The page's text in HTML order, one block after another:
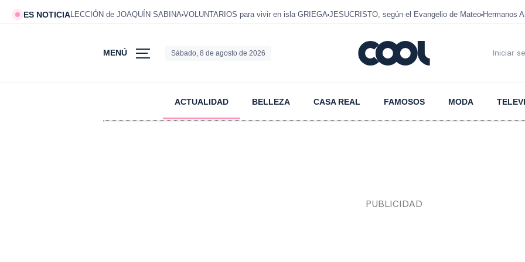
ES NOTICIALECCIÓN de JOAQUÍN SABINA VOLUNTARIOS para vivir en isla GRIEGA JESUCRISTO, según el Evangelio de Mateo Hermanos
MENÚ Sábado, 8 de agosto de 2026 Iniciar
ACTUALIDAD BELLEZA CASA REAL FAMOSOS MODA